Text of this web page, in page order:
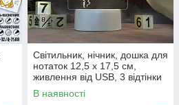
Світильник, нічник, дошка для
нотаток 12,5 х 17,5 см,
живлення від USB, 3 відтінки
підсвічування, з крейдовим
маркером
В наявності